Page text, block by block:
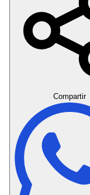
Compartir